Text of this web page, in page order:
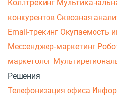
Коллтрекинг
конкурентов Сквозная
Email-трекинг Окупаемость
Мессенджер‑маркетинг
маркетолог
Решения
Телефонизация офиса